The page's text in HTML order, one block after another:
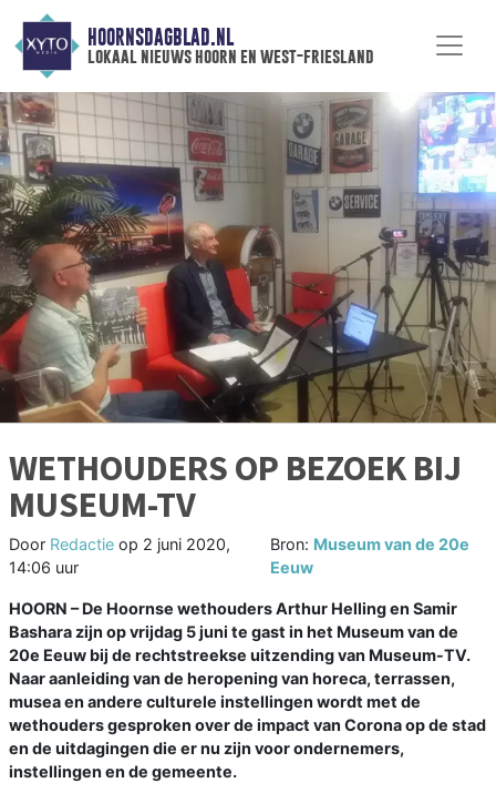
HOORNSDAGBLAD.NL
lokaal nieuws hoorn en west-friesland
WETHOUDERS OP BEZOEK BIJ
MUSEUM-TV
Door Redactie op 2 juni 2020,
14:06 uur
Bron: Museum van de 20e
Eeuw
HOORN – De Hoornse wethouders Arthur Helling en Samir
Bashara zijn op vrijdag 5 juni te gast in het Museum van de
20e Eeuw bij de rechtstreekse uitzending van Museum-TV.
Naar aanleiding van de heropening van horeca, terrassen,
musea en andere culturele instellingen wordt met de
wethouders gesproken over de impact van Corona op de stad
en de uitdagingen die er nu zijn voor ondernemers,
instellingen en de gemeente.